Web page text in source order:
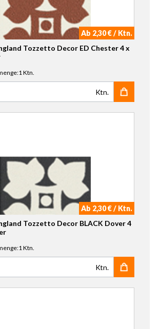
Ab 2,30 € / Ktn.
Tozzetto Decor ED Chester 4 x
Ktn.
Old England Tozzetto Decor ED
Ktn.
Ab 2,30 € / Ktn.
Tozzetto Decor BLACK Dover 4
Ktn.
Old England Tozzetto Decor BLACK
Ktn.